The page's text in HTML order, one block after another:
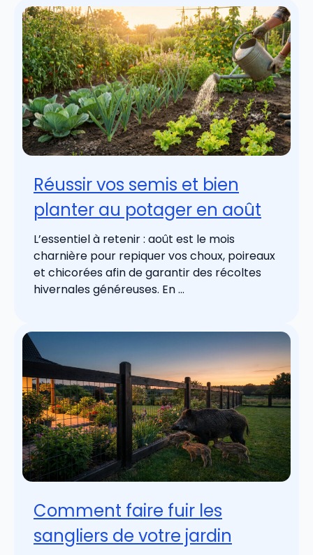
Réussir vos semis et bien
planter au potager en août
L’essentiel à retenir : août est le mois
charnière pour repiquer vos choux, poireaux
et chicorées afin de garantir des récoltes
hivernales généreuses. En ...
Comment faire fuir les
sangliers de votre jardin